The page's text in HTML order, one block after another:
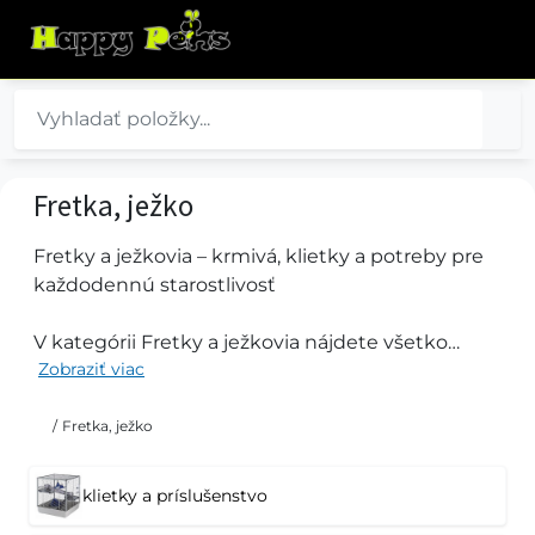
Fretka, ježko
Fretky a ježkovia – krmivá, klietky a potreby pre
každodennú starostlivosť
V kategórii Fretky a ježkovia nájdete všetko
potrebné pre správnu starostlivosť o týchto
krmivá pre fretky a ježkov, klietky, vybavenie
hojdačky a ďalšie chovateľské potreby, ktoré
zabezpečia pohodlie, bezpečie a aktívny život
Zobraziť viac
/ Fretka, ježko
klietky a príslušenstvo